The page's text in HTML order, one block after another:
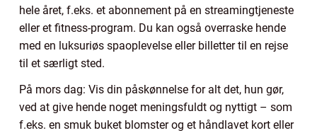
hele året, f.eks. et abonnement på en streamingtjeneste
eller et fitness-program. Du kan også overraske hende
med en luksuriøs spaoplevelse eller billetter til en rejse
til et særligt sted.
På mors dag: Vis din påskønnelse for alt det, hun gør,
ved at give hende noget meningsfuldt og nyttigt – som
f.eks. en smuk buket blomster og et håndlavet kort eller